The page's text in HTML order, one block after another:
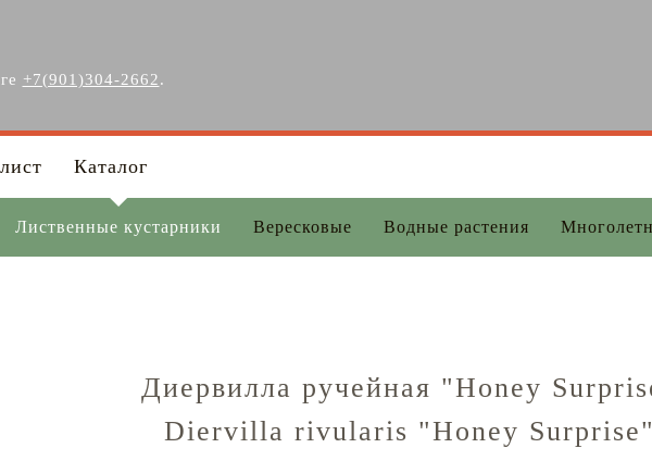
+7(901)304-2662.
Каталог
Лиственные кустарники Вересковые Водные растения
Диервилла ручейная "Honey
Diervilla rivularis "Honey Surprise"